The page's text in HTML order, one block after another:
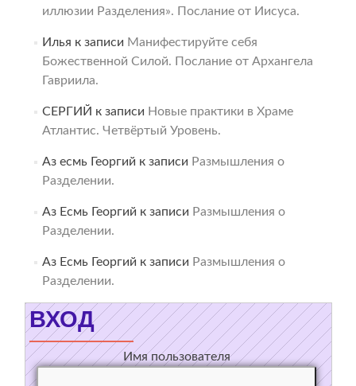
иллюзии Разделения». Послание от Иисуса.
Илья к записи Манифестируйте себя
Божественной Силой. Послание от Архангела
Гавриила.
СЕРГИЙ к записи Новые практики в Храме
Атлантис. Четвёртый Уровень.
Аз есмь Георгий к записи Размышления о
Разделении.
Аз Есмь Георгий к записи Размышления о
Разделении.
Аз Есмь Георгий к записи Размышления о
Разделении.
ВХОД
Имя пользователя